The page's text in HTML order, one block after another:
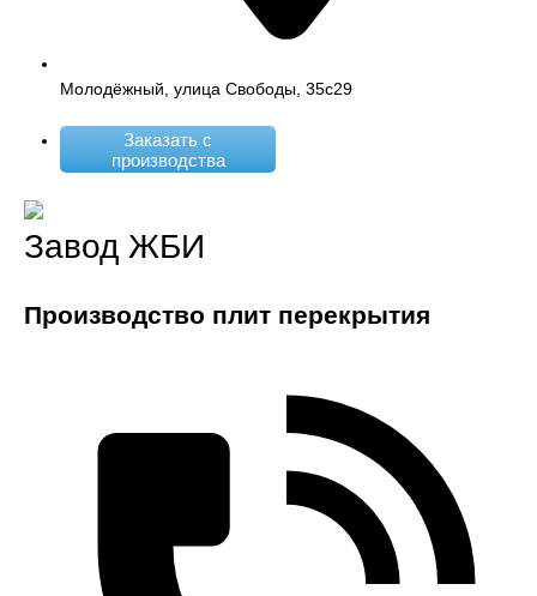
Молодёжный, улица Свободы, 35с29
Заказать с
производства
Завод ЖБИ
Производство плит перекрытия